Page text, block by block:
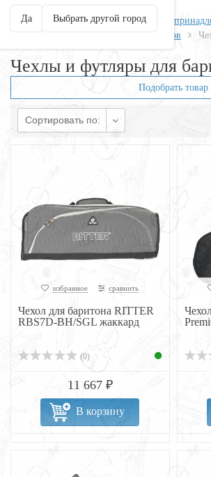
Да Выбрать другой город
Главная Духовые
Аксессуары и
Футляры для духовых инструментов
Чехлы и футляры для
Подобрать товар
Сортировать по:
избранное сравнить
Чехол для баритона RITTER
RBS7D-BH/SGL жаккард
(0)
11 667 ₽
В корзину